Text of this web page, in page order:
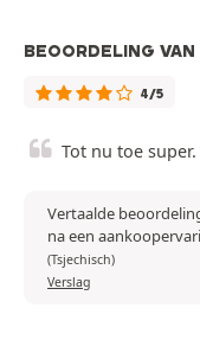
BEOORDELING VAN
4/5
Tot nu toe super.
Vertaalde
na een
(Tsjechisch)
Verslag